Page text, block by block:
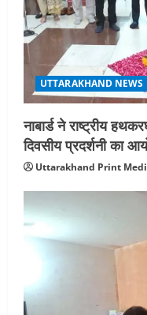
UTTARAKHAND NEWS
नाबार्ड ने राष्ट्रीय
दिवसीय प्रदर्शनी का
Uttarakhand Print